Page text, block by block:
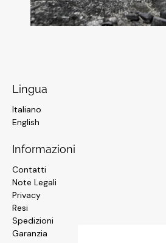
Lingua
Italiano
English
Informazioni
Contatti
Note Legali
Privacy
Resi
Spedizioni
Garanzia